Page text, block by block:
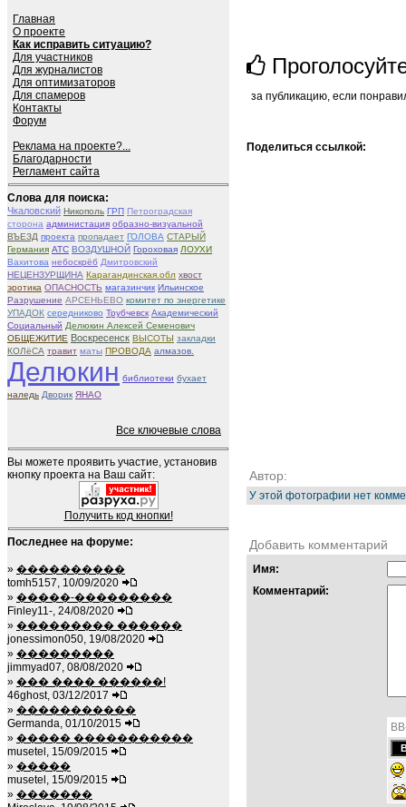
Главная
О проекте
Как исправить ситуацию?
Для участников
Для журналистов
Для оптимизаторов
Для спамеров
Контакты
Форум
Реклама на проекте?...
Благодарности
Регламент сайта
Слова для поиска:
Чкаловский Никополь ГРП Петроградская
сторона администация образно-визуальной
ВЪЕЗД проекта пропадает ГОЛОВА СТАРЫЙ
Германия АТС ВОЗДУШНОЙ Гороховая ЛОУХИ
Вахитова небоскрёб Дмитровский
НЕЦЕНЗУРЩИНА Карагандинская.обл хвост
эротика ОПАСНОСТЬ магазинчик Ильинское
Разрушение АРСЕНЬЕВО комитет по энергетике
УПАДОК середниково Трубчевск Академический
Социальный Делюкин Алексей Семенович
ОБЩЕЖИТИЕ Воскресенск ВЫСОТЫ закладки
КОЛёСА травит маты ПРОВОДА алмазов.
Делюкин библиотеки бухает
наледь Дворик ЯНАО
Все ключевые слова
Вы можете проявить участие, установив
кнопку проекта на Ваш сайт:
Получить код кнопки!
Последнее на форуме:
» ����������
tomh5157, 10/09/2020
» �����-���������
Finley11-, 24/08/2020
» ��������� ������
jonessimon050, 19/08/2020
» ���������
jimmyad07, 08/08/2020
» ��� ���� ������!
46ghost, 03/12/2017
» �����������
Germanda, 01/10/2015
» ����� �����������
musetel, 15/09/2015
» �����
musetel, 15/09/2015
» �������
за публикацию, если
Поделиться ссылкой:
Автор:
У этой фотографии нет
Добавить комментарий
Имя:
Комментарий: